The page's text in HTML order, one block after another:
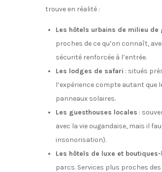
trouve en réalité :
Les hôtels urbains de milieu de
proches de ce qu’on connaît,
sécurité renforcée à l’entrée.
Les lodges de safari : situés
l’expérience compte autant
panneaux solaires.
Les guesthouses locales :
avec la vie ougandaise, mais il
insonorisation).
Les hôtels de luxe et
parcs. Services plus proches